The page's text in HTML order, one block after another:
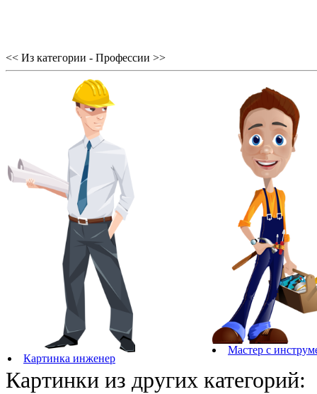
<< Из категории - Профессии >>
Картинка инженер
Мастер с
Картинки из других категорий: